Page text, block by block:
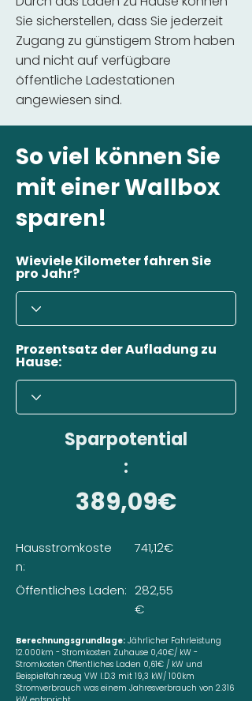
Sie sicherstellen, dass Sie jederzeit
Zugang zu günstigem Strom haben
und nicht auf verfügbare
öffentliche Ladestationen
angewiesen sind.
So viel können Sie
mit einer Wallbox
sparen!
Wieviele Kilometer fahren Sie
pro Jahr?
Prozentsatz der Aufladung zu
Hause:
Sparpotential
:
389,09€
Hausstromkoste
n:
Öffentliches Laden:
741,12€
282,55
€
Berechnungsgrundlage: Jährlicher Fahrleistung
12.000km - Stromkosten Zuhause 0,40€/ kW -
Stromkosten Öffentliches Laden 0,61€ / kW und
Beispielfahrzeug VW I.D.3 mit 19,3 kW/ 100km
Stromverbrauch was einem Jahresverbrauch von 2.316